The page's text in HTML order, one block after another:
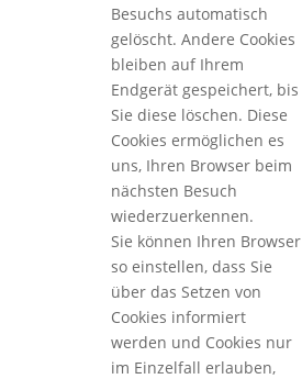
Besuchs automatisch
gelöscht. Andere Cookies
bleiben auf Ihrem
Endgerät gespeichert, bis
Sie diese löschen. Diese
Cookies ermöglichen es
uns, Ihren Browser beim
nächsten Besuch
wiederzuerkennen.
Sie können Ihren Browser
so einstellen, dass Sie
über das Setzen von
Cookies informiert
werden und Cookies nur
im Einzelfall erlauben,